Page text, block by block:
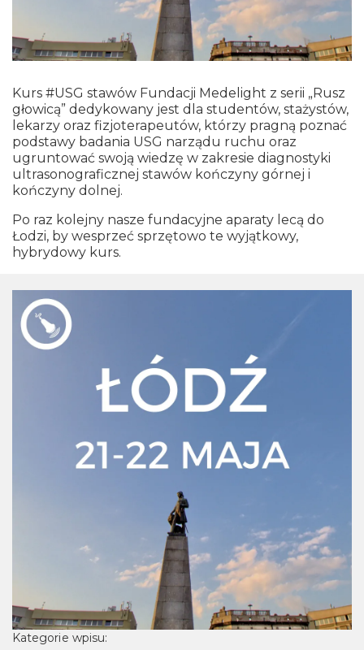
Kurs #USG stawów Fundacji Medelight z serii „Rusz
głowicą” dedykowany jest dla studentów, stażystów,
lekarzy oraz fizjoterapeutów, którzy pragną poznać
podstawy badania USG narządu ruchu oraz
ugruntować swoją wiedzę w zakresie diagnostyki
ultrasonograficznej stawów kończyny górnej i
kończyny dolnej.
Po raz kolejny nasze fundacyjne aparaty lecą do
Łodzi, by wesprzeć sprzętowo te wyjątkowy,
hybrydowy kurs.
Kategorie wpisu: